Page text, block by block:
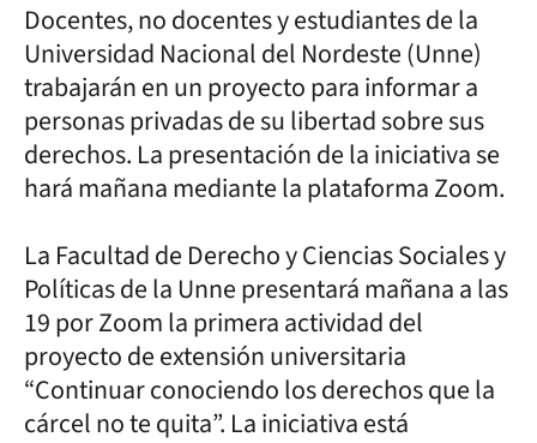
Docentes, no docentes y estudiantes de la
Universidad Nacional del Nordeste (Unne)
trabajarán en un proyecto para informar a
personas privadas de su libertad sobre sus
derechos. La presentación de la iniciativa se
hará mañana mediante la plataforma Zoom.
La Facultad de Derecho y Ciencias Sociales y
Políticas de la Unne presentará mañana a las
19 por Zoom la primera actividad del
proyecto de extensión universitaria
“Continuar conociendo los derechos que la
cárcel no te quita”. La iniciativa está